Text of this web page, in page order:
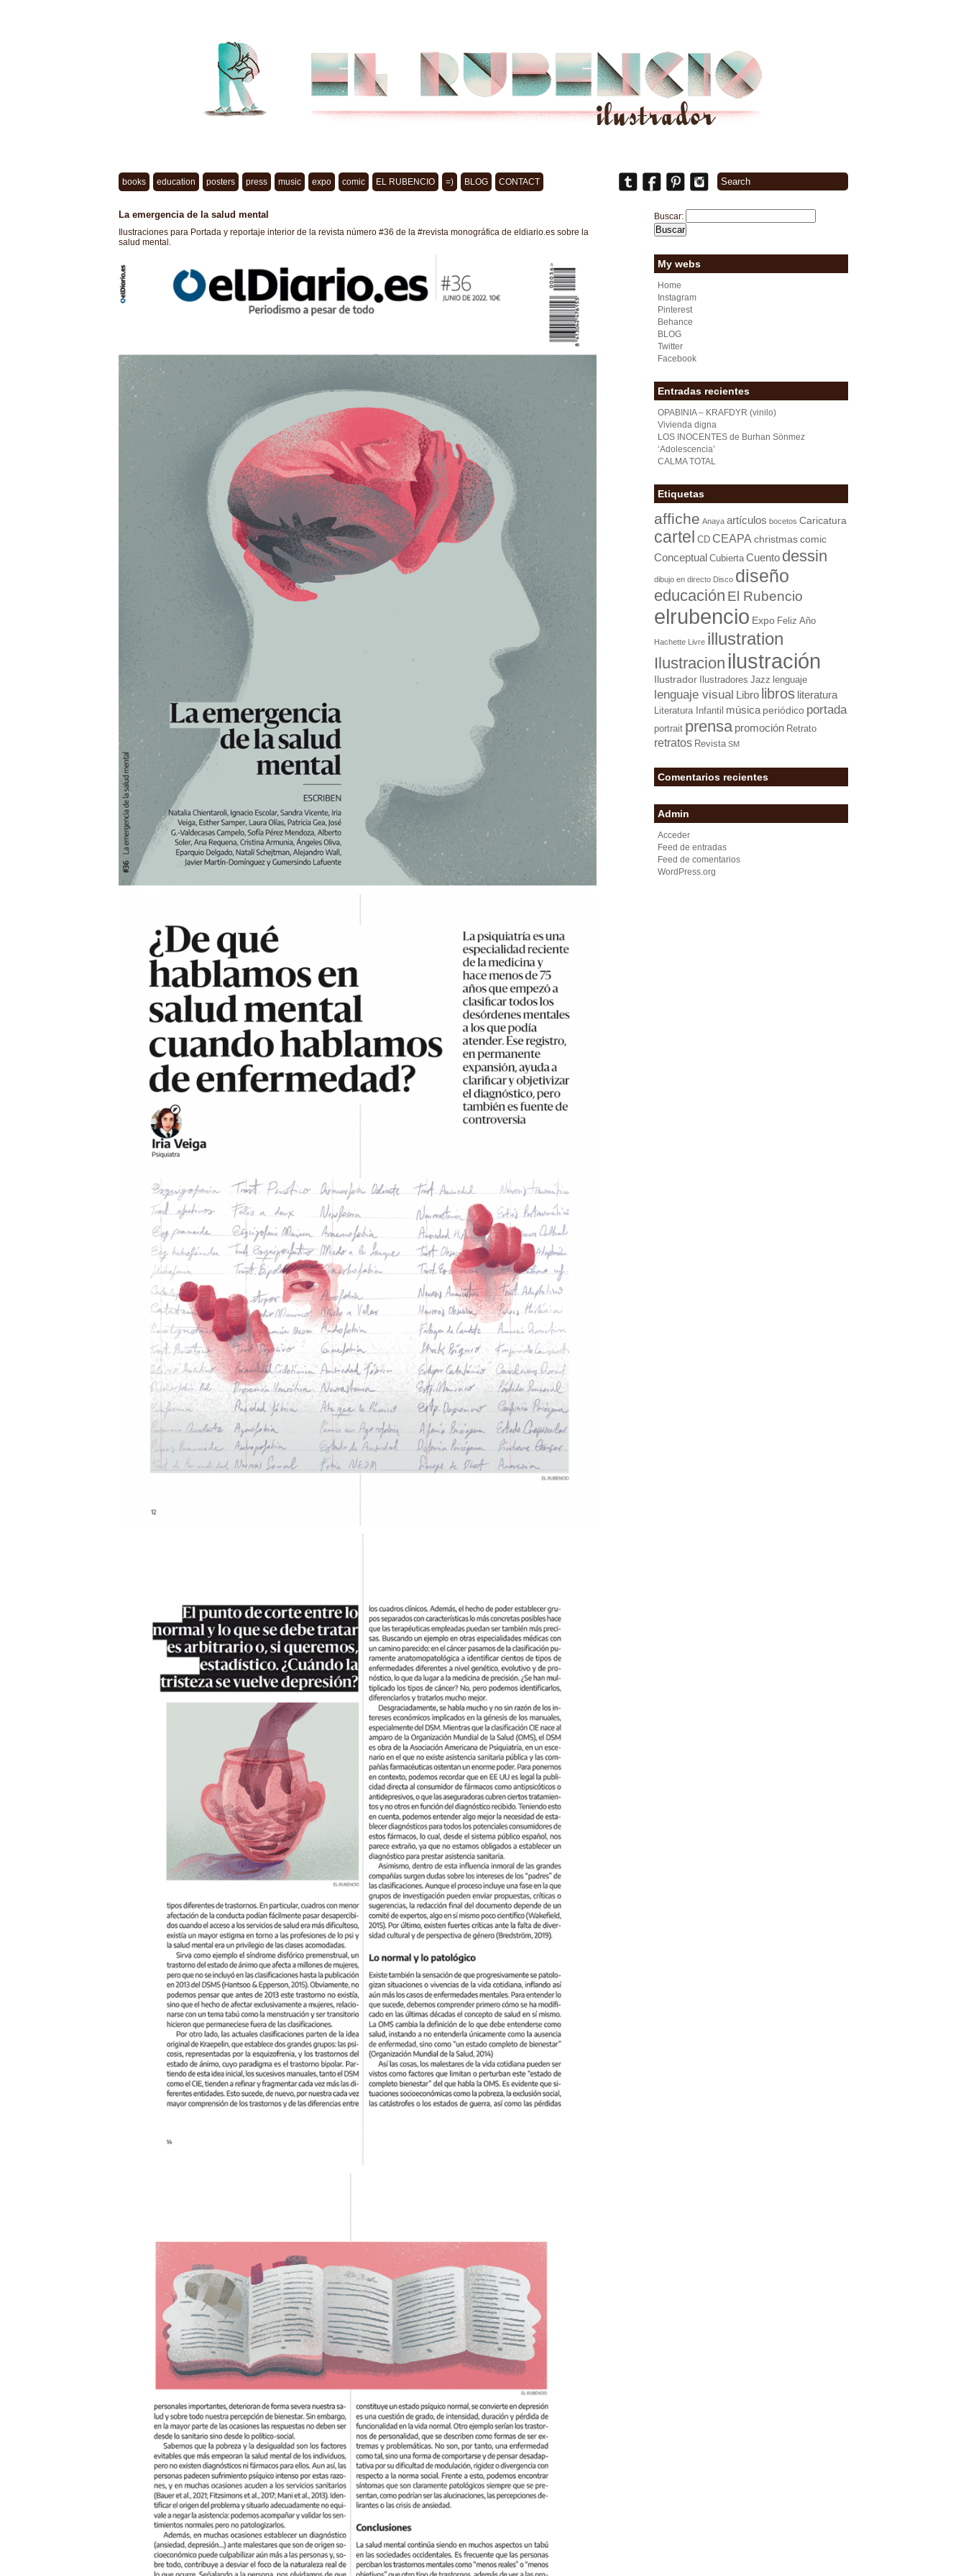
books education posters press music expo comic EL RUBENCIO =) BLOG CONTACT
La emergencia de la salud mental
Ilustraciones para Portada y reportaje interior de la revista número #36 de la #revista monográfica de eldiario.es sobre la
salud mental.
Buscar:
My webs
Home
Instagram
Pinterest
Behance
BLOG
Twitter
Facebook
Entradas recientes
OPABINIA – KRAFDYR (vinilo)
Vivienda digna
LOS INOCENTES de Burhan Sönmez
‘Adolescencia’
CALMA TOTAL
Etiquetas
affiche Anaya artículos bocetos Caricatura
cartel CD CEAPA christmas comic
Conceptual Cubierta Cuento dessin
dibujo en directo Disco diseño
educación El Rubencio
elrubencio Expo Feliz Año
Hachette Livre illustration
Ilustracion ilustración
Ilustrador Ilustradores Jazz lenguaje
lenguaje visual Libro libros literatura
Literatura Infantil música periódico portada
portrait prensa promoción Retrato
retratos Revista SM
Comentarios recientes
Admin
Acceder
Feed de entradas
Feed de comentarios
WordPress.org